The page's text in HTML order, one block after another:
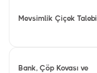
Mevsimlik Çiçek Talebi
Bank, Çöp Kovası ve